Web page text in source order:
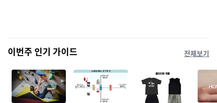
이번주 인기 가이드 전체보기